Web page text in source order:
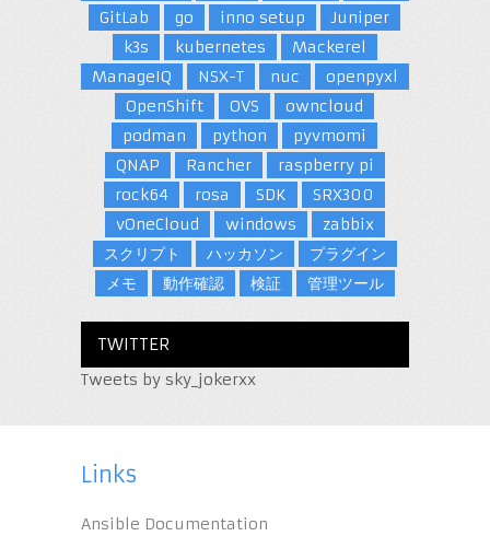
GitLab
go inno setup
Juniper
k3s
kubernetes
Mackerel
ManageIQ
NSX-T nuc
openpyxl
OpenShift
OVS
owncloud
podman
python
pyvmomi
QNAP
Rancher
raspberry pi
rock64
rosa SDK
SRX300
vOneCloud
windows
zabbix
スクリプト
ハッカソン
プラグイン
メモ
動作確認 検証 管理ツール
TWITTER
Tweets by sky_jokerxx
Links
Ansible Documentation